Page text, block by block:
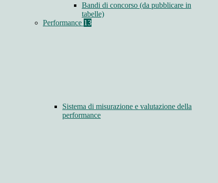
Bandi di concorso (da pubblicare in
tabelle)
Performance 13
Sistema di misurazione e valutazione della
performance